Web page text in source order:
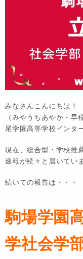
みなさんこんにちは！
（みやうちあやか・
尾学園高等学校インタ
現在、総合型・学校推
速報が続々と届いてい
続いての報告は・・・
駒場学園
学社会学